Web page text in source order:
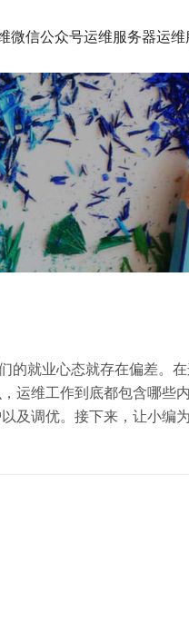
微信公众号运维服务器运维
的就业心态就存在偏差。
运维工作到底都包含哪些
及调优。接下来，让小编
正是许多人工作能力始终